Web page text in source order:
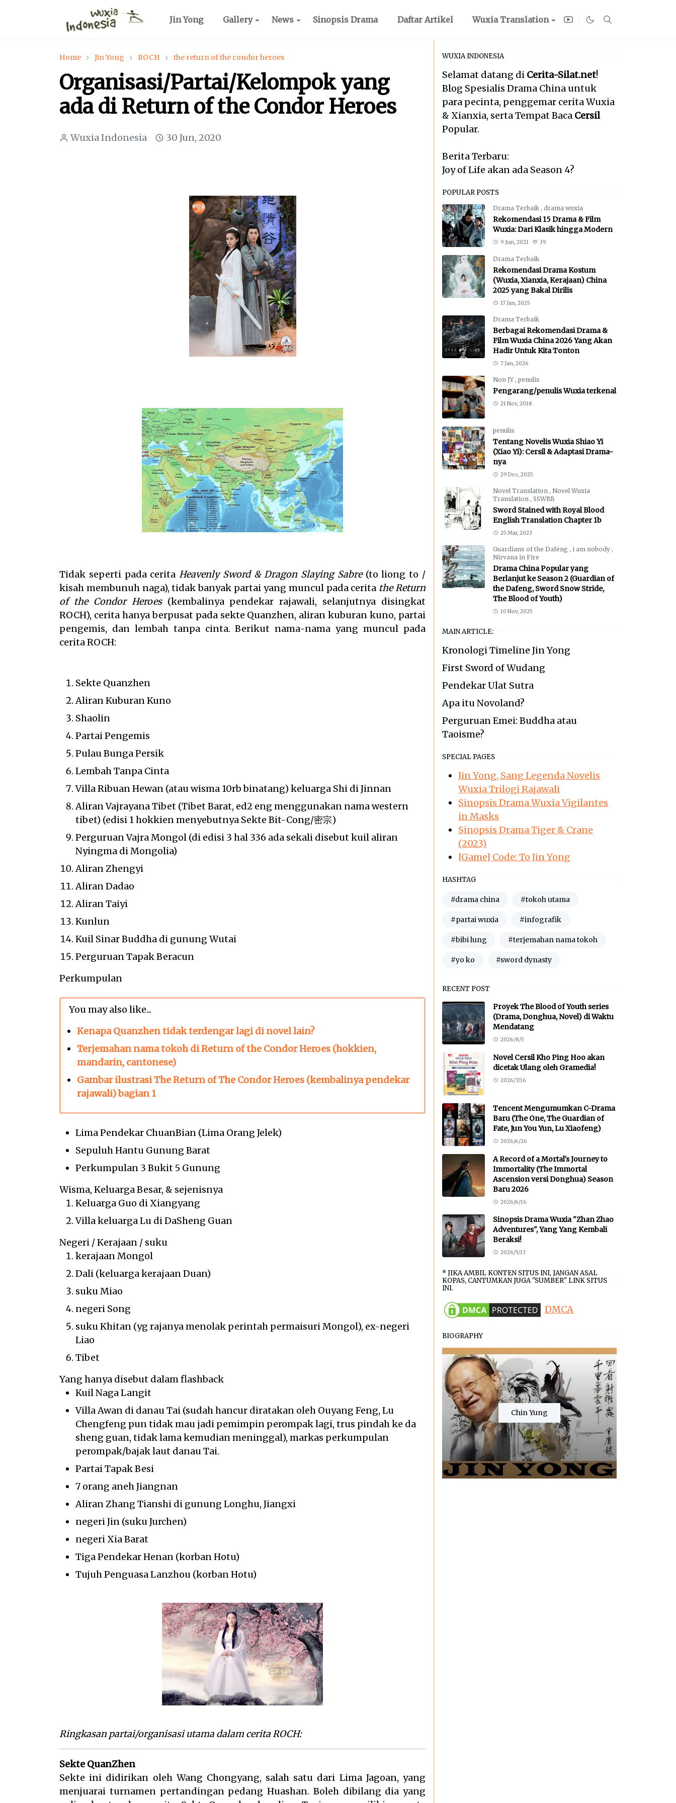
Jin Yong Gallery News Sinopsis Drama Daftar Artikel Wuxia Translation
Home Jin Yong ROCH the return of the condor heroes
Organisasi/Partai/Kelompok yang
ada di Return of the Condor Heroes
Wuxia Indonesia 30 Jun, 2020
Tidak seperti pada ceritaHeavenly Sword & Dragon Slaying Sabre(to liong to /
kisah membunuh naga), tidak banyak partai yang muncul pada cerita the Return
of the Condor Heroes(kembalinya pendekar rajawali, selanjutnya disingkat
ROCH), cerita hanya berpusat pada sekte Quanzhen, aliran kuburan kuno, partai
pengemis, dan lembah tanpa cinta. Berikut nama-nama yang muncul pada
cerita ROCH:
Sekte Quanzhen
Aliran Kuburan Kuno
Shaolin
Partai Pengemis
Pulau Bunga Persik
Lembah Tanpa Cinta
Villa Ribuan Hewan (atau wisma 10rb binatang) keluarga Shi di Jinnan
Aliran Vajrayana Tibet (Tibet Barat, ed2 eng menggunakan nama western
tibet) (edisi 1 hokkien menyebutnya Sekte Bit-Cong/密宗)
Perguruan Vajra Mongol (di edisi 3 hal 336 ada sekali disebut kuil aliran
Nyingma di Mongolia)
Aliran Zhengyi
Aliran Dadao
Aliran Taiyi
Kunlun
Kuil Sinar Buddha di gunung Wutai
Perguruan Tapak Beracun
Perkumpulan
You may also like...
Kenapa Quanzhen tidak terdengar lagi di novel lain?
Terjemahan nama tokoh di Return of the Condor Heroes (hokkien,
mandarin, cantonese)
Gambar ilustrasi The Return of The Condor Heroes (kembalinya pendekar
rajawali) bagian 1
Lima Pendekar ChuanBian (Lima Orang Jelek)
Sepuluh Hantu Gunung Barat
Perkumpulan 3 Bukit 5 Gunung
Wisma, Keluarga Besar, & sejenisnya
Keluarga Guo di Xiangyang
Villa keluarga Lu di DaSheng Guan
Negeri / Kerajaan / suku
kerajaan Mongol
Dali (keluarga kerajaan Duan)
suku Miao
negeri Song
suku Khitan (yg rajanya menolak perintah permaisuri Mongol), ex-negeri
Liao
Tibet
Yang hanya disebut dalam flashback
Kuil Naga Langit
Villa Awan di danau Tai (sudah hancur diratakan oleh Ouyang Feng, Lu
Chengfeng pun tidak mau jadi pemimpin perompak lagi, trus pindah ke da
sheng guan, tidak lama kemudian meninggal), markas perkumpulan
perompak/bajak laut danau Tai.
Partai Tapak Besi
7 orang aneh Jiangnan
Aliran Zhang Tianshi di gunung Longhu, Jiangxi
negeri Jin (suku Jurchen)
negeri Xia Barat
Tiga Pendekar Henan (korban Hotu)
Tujuh Penguasa Lanzhou (korban Hotu)
Ringkasan partai/organisasi utama dalam cerita ROCH:
Sekte QuanZhen
Sekte ini didirikan oleh Wang Chongyang, salah satu dari Lima Jagoan, yang
menjuarai turnamen pertandingan pedang Huashan. Boleh dibilang dia yang
WUXIA INDONESIA
Selamat datang di Cerita-Silat.net!
Blog Spesialis Drama China untuk
para pecinta, penggemar cerita Wuxia
& Xianxia, serta Tempat Baca Cersil
Popular.
Berita Terbaru:
Joy of Life akan ada Season 4?
POPULAR POSTS
Drama Terbaik , drama wuxia
Rekomendasi 15 Drama & Film
Wuxia: Dari Klasik hingga Modern
9 Jun, 2021 39
Drama Terbaik
Rekomendasi Drama Kostum
(Wuxia, Xianxia, Kerajaan) China
2025 yang Bakal Dirilis
17 Jan, 2025
Drama Terbaik
Berbagai Rekomendasi Drama &
Film Wuxia China 2026 Yang Akan
Hadir Untuk Kita Tonton
7 Jan, 2026
Non JY , penulis
Pengarang/penulis Wuxia terkenal
21 Nov, 2018
penulis
Tentang Novelis Wuxia Shiao Yi
(Xiao Yi): Cersil & Adaptasi Drama-
nya
29 Des, 2025
Novel Translation , Novel Wuxia
Translation , SSWRB
Sword Stained with Royal Blood
English Translation Chapter 1b
25 Mar, 2023
Guardians of the Dafeng , i am nobody ,
Nirvana in Fire
Drama China Popular yang
Berlanjut ke Season 2 (Guardian of
the Dafeng, Sword Snow Stride,
The Blood of Youth)
10 Nov, 2025
MAIN ARTICLE:
Kronologi Timeline Jin Yong
First Sword of Wudang
Pendekar Ulat Sutra
Apa itu Novoland?
Perguruan Emei: Buddha atau
Taoisme?
SPECIAL PAGES
Jin Yong, Sang Legenda Novelis
Wuxia Trilogi Rajawali
Sinopsis Drama Wuxia Vigilantes
in Masks
Sinopsis Drama Tiger & Crane
(2023)
[Game] Code: To Jin Yong
HASHTAG
#drama china #tokoh utama
#partai wuxia #infografik
#bibi lung #terjemahan nama tokoh
#yo ko #sword dynasty
RECENT POST
Proyek The Blood of Youth series
(Drama, Donghua, Novel) di Waktu
Mendatang
2026/8/5
Novel Cersil Kho Ping Hoo akan
dicetak Ulang oleh Gramedia!
2026/7/16
Tencent Mengumumkan C-Drama
Baru (The One, The Guardian of
Fate, Jun You Yun, Lu Xiaofeng)
2026/6/26
A Record of a Mortal's Journey to
Immortality (The Immortal
Ascension versi Donghua) Season
Baru 2026
2026/6/16
Sinopsis Drama Wuxia "Zhan Zhao
Adventures", Yang Yang Kembali
Beraksi!
2026/5/13
* JIKA AMBIL KONTEN SITUS INI, JANGAN ASAL
KOPAS, CANTUMKAN JUGA "SUMBER" LINK SITUS
INI.
DMCA
BIOGRAPHY
Chin Yung